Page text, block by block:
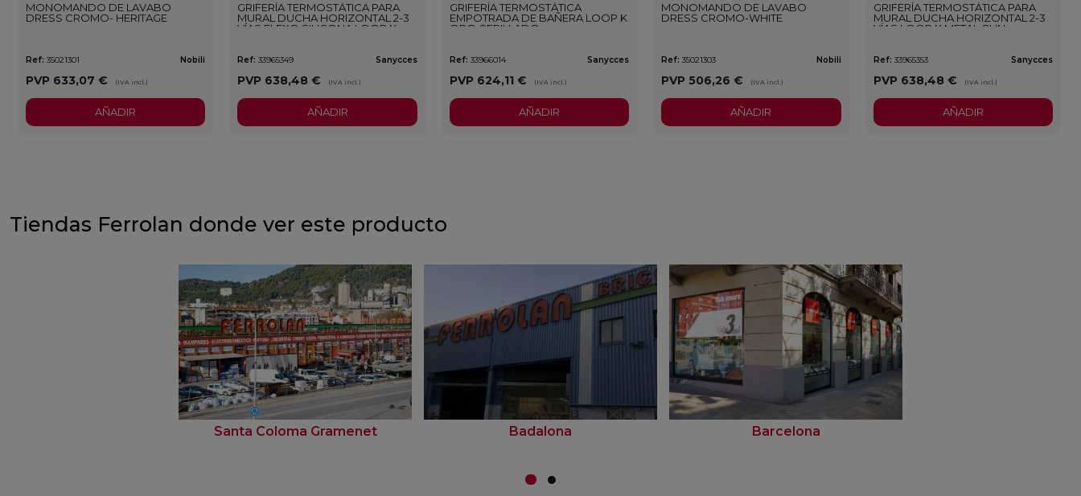
MONOMANDO DE LAVABO
DRESS CROMO- HERITAGE
Ref: 35021301 Nobili
PVP 633,07 € (IVA incl.)
AÑADIR
GRIFERÍA TERMOSTÁTICA PARA
MURAL DUCHA HORIZONTAL 2-3
VÍAS FLEXO SILICONA LOOP K
Ref: 33965349 Sanycces
PVP 638,48 € (IVA incl.)
AÑADIR
GRIFERÍA TERMOSTÁTICA
EMPOTRADA DE BAÑERA LOOP K
ORO CEPILLADO
Ref: 33966014 Sanycces
PVP 624,11 € (IVA incl.)
AÑADIR
MONOMANDO DE LAVABO
DRESS CROMO-WHITE
Ref: 35021303 Nobili
PVP 506,26 € (IVA incl.)
AÑADIR
GRIFERÍA TERMOSTÁTICA PARA
MURAL DUCHA HORIZONTAL 2-3
VÍAS LOOP K METAL GUN
Ref: 33965353 Sanycces
PVP 638,48 € (IVA incl.)
AÑADIR
Tiendas Ferrolan donde ver este producto
Santa Coloma Gramenet Badalona Barcelona